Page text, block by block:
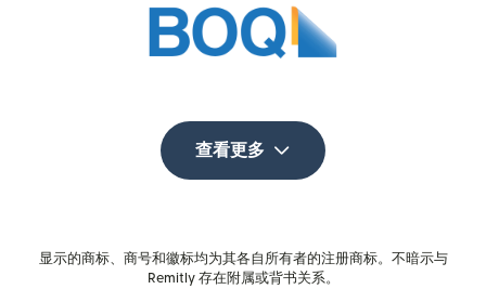
查看更多
显示的商标、商号和徽标均为其各自所有者的注册商标。不暗示与
Remitly 存在附属或背书关系。